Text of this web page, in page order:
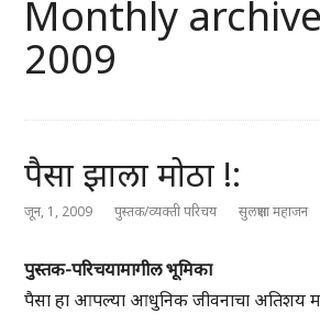
Monthly
2009
पैसा झाला मोठा !:
जून, 1, 2009 पुस्तक/व्यक्ती परिचय सुलक्षणा महाजन
पुस्तक-परिचयामागील भूमिका
पैसा हा आपल्या आधुनिक जीवनाचा अतिशय